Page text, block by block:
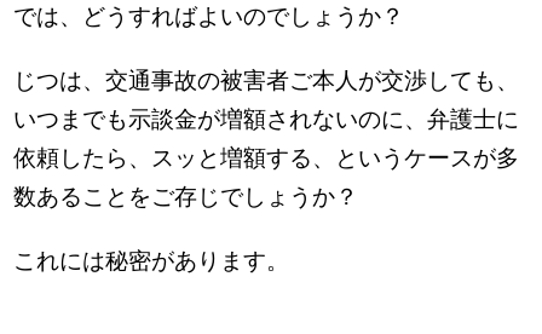
では、どうすればよいのでしょうか？
じつは、交通事故の被害者ご本人が交渉しても、
いつまでも示談金が増額されないのに、弁護士に
依頼したら、スッと増額する、というケースが多
数あることをご存じでしょうか？
これには秘密があります。